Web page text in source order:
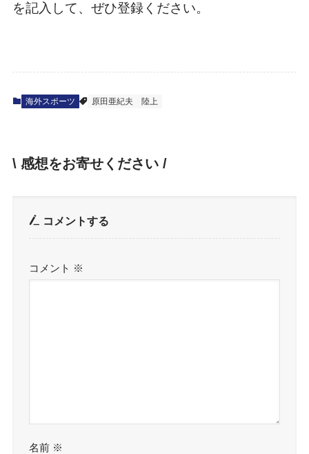
を記入して、ぜひ登録ください。
海外スポーツ 原田亜紀夫 陸上
\ 感想をお寄せください /
コメントする
コメント ※
名前 ※